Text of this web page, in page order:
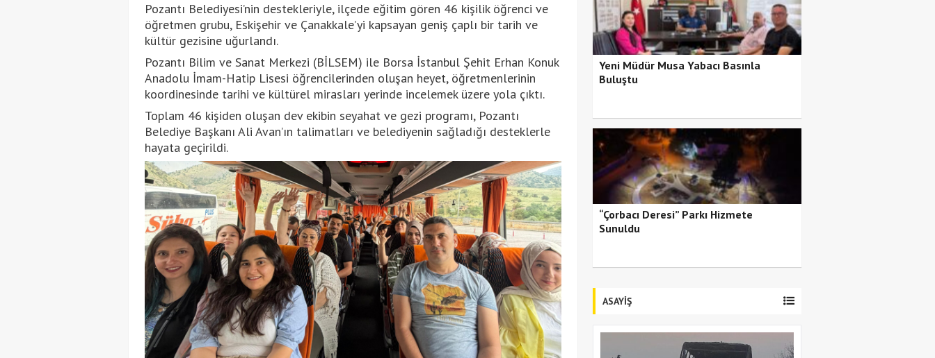
Pozantı Belediyesi’nin destekleriyle, ilçede eğitim gören 46 kişilik öğrenci ve
öğretmen grubu, Eskişehir ve Çanakkale’yi kapsayan geniş çaplı bir tarih ve
kültür gezisine uğurlandı.
Pozantı Bilim ve Sanat Merkezi (BİLSEM) ile Borsa İstanbul Şehit Erhan Konuk
Anadolu İmam-Hatip Lisesi öğrencilerinden oluşan heyet, öğretmenlerinin
koordinesinde tarihi ve kültürel mirasları yerinde incelemek üzere yola çıktı.
Toplam 46 kişiden oluşan dev ekibin seyahat ve gezi programı, Pozantı
Belediye Başkanı Ali Avan’ın talimatları ve belediyenin sağladığı desteklerle
hayata geçirildi.
Yeni Müdür Musa Yabacı Basınla
Buluştu
“Çorbacı Deresi” Parkı Hizmete
Sunuldu
ASAYİŞ